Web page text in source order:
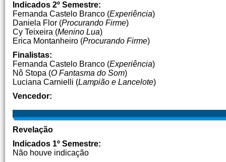
Indicados 2º Semestre:
Fernanda Castelo Branco (Experiência)
Daniela Flor (Procurando Firme)
Cy Teixeira (Menino Lua)
Erica Montanheiro (Procurando Firme)
Finalistas:
Fernanda Castelo Branco (Experiência)
Nô Stopa (O Fantasma do Som)
Luciana Carnielli (Lampião e Lancelote)
Vencedor:
Revelação
Indicados 1º Semestre:
Não houve indicação